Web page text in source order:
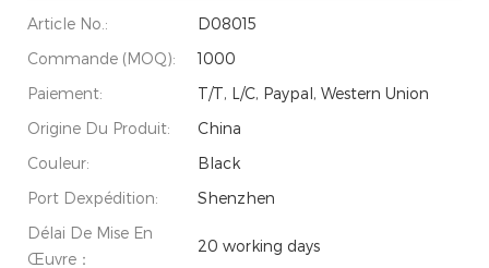
Article No.:
D08015
Commande (MOQ):
1000
Paiement:
T/T, L/C, Paypal, Western Union
Origine Du Produit:
China
Couleur:
Black
Port Dexpédition:
Shenzhen
Délai De Mise En
Œuvre：
20 working days